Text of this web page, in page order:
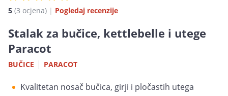
5 (3 ocjena) | Pogledaj recenzije
Stalak za bučice, kettlebelle i utege
Paracot
BUČICE | PARACOT
Kvalitetan nosač bučica, girji i pločastih utega